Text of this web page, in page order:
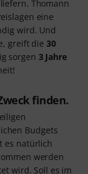
Thomann
eine
wird. Und
greift die 30
sorgen 3 Jahre
finden.
Budgets
es natürlich
werden
wird. Soll es im